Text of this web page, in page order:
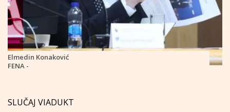
Elmedin Konaković
FENA -
SLUČAJ VIADUKT